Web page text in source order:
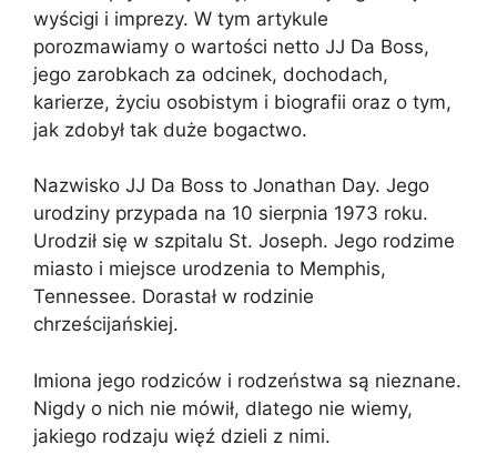
wyścigi i imprezy. W tym artykule
porozmawiamy o wartości netto JJ Da Boss,
jego zarobkach za odcinek, dochodach,
karierze, życiu osobistym i biografii oraz o tym,
jak zdobył tak duże bogactwo.
Nazwisko JJ Da Boss to Jonathan Day. Jego
urodziny przypada na 10 sierpnia 1973 roku.
Urodził się w szpitalu St. Joseph. Jego rodzime
miasto i miejsce urodzenia to Memphis,
Tennessee. Dorastał w rodzinie
chrześcijańskiej.
Imiona jego rodziców i rodzeństwa są nieznane.
Nigdy o nich nie mówił, dlatego nie wiemy,
jakiego rodzaju więź dzieli z nimi.